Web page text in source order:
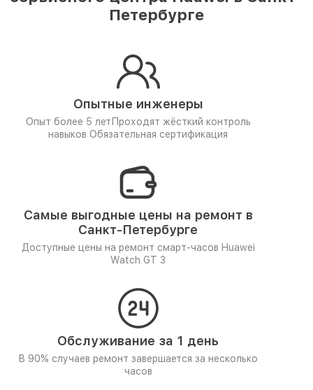
Петербурге
Опытные инженеры
Опыт более 5 лет Проходят жёсткий контроль
навыков Обязательная сертификация
Самые выгодные цены на ремонт в
Санкт-Петербурге
Доступные цены на ремонт смарт-часов Huawei
Watch GT 3
Обслуживание за 1 день
В 90% случаев ремонт завершается за несколько
часов